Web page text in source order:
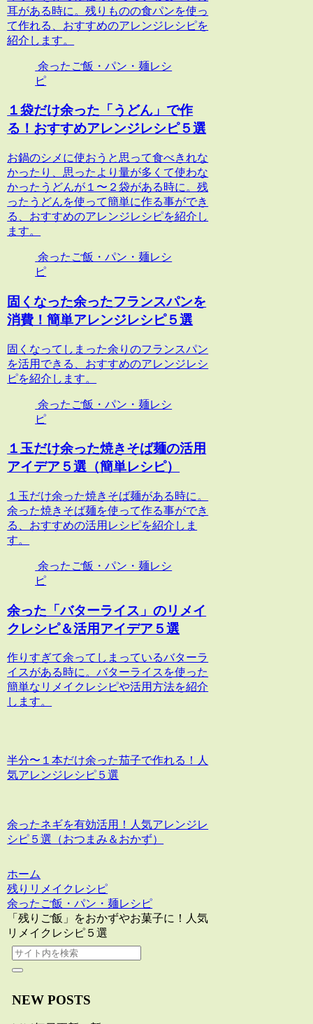
耳がある時に。残りものの食パンを使っ
て作れる、おすすめのアレンジレシピを
紹介します。
余ったご飯・パン・麺レシ
ピ
１袋だけ余った「うどん」で作
る！おすすめアレンジレシピ５選
お鍋のシメに使おうと思って食べきれな
かったり、思ったより量が多くて使わな
かったうどんが１〜２袋がある時に。残
ったうどんを使って簡単に作る事ができ
る、おすすめのアレンジレシピを紹介し
ます。
余ったご飯・パン・麺レシ
ピ
固くなった余ったフランスパンを
消費！簡単アレンジレシピ５選
固くなってしまった余りのフランスパン
を活用できる、おすすめのアレンジレシ
ピを紹介します。
余ったご飯・パン・麺レシ
ピ
１玉だけ余った焼きそば麺の活用
アイデア５選（簡単レシピ）
１玉だけ余った焼きそば麺がある時に。
余った焼きそば麺を使って作る事ができ
る、おすすめの活用レシピを紹介しま
す。
余ったご飯・パン・麺レシ
ピ
余った「バターライス」のリメイ
クレシピ＆活用アイデア５選
作りすぎて余ってしまっているバターラ
イスがある時に。バターライスを使った
簡単なリメイクレシピや活用方法を紹介
します。
半分〜１本だけ余った茄子で作れる！人
気アレンジレシピ５選
余ったネギを有効活用！人気アレンジレ
シピ５選（おつまみ＆おかず）
ホーム
残りリメイクレシピ
余ったご飯・パン・麺レシピ
「残りご飯」をおかずやお菓子に！人気
リメイクレシピ５選
NEW POSTS